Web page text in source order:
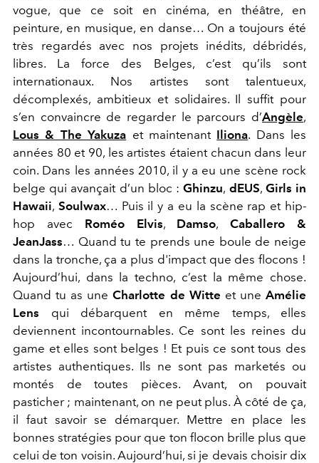
vogue, que ce soit en cinéma, en théâtre, en
peinture, en musique, en danse… On a toujours été
très regardés avec nos projets inédits, débridés,
libres. La force des Belges, c’est qu’ils sont
internationaux. Nos artistes sont talentueux,
décomplexés, ambitieux et solidaires. Il suffit pour
s’en convaincre de regarder le parcours d’Angèle,
Lous & The Yakuza et maintenant Iliona. Dans les
années 80 et 90, les artistes étaient chacun dans leur
coin. Dans les années 2010, il y a eu une scène rock
belge qui avançait d’un bloc :Ghinzu, dEUS, Girls in
Hawaii, Soulwax… Puis il y a eu la scène rap et hip-
hop avec Roméo Elvis, Damso,Caballero &
JeanJass… Quand tu te prends une boule de neige
dans la tronche, ça a plus d'impact que des flocons !
Aujourd’hui, dans la techno, c’est la même chose.
Quand tu as uneCharlotte de Witte et uneAmélie
Lens qui débarquent en même temps, elles
deviennent incontournables. Ce sont les reines du
game et elles sont belges ! Et puis ce sont tous des
artistes authentiques. Ils ne sont pas marketés ou
montés de toutes pièces. Avant, on pouvait
pasticher ; maintenant, on ne peut plus. À côté de ça,
il faut savoir se démarquer. Mettre en place les
bonnes stratégies pour que ton flocon brille plus que
celui de ton voisin. Aujourd’hui, si je devais choisir dix